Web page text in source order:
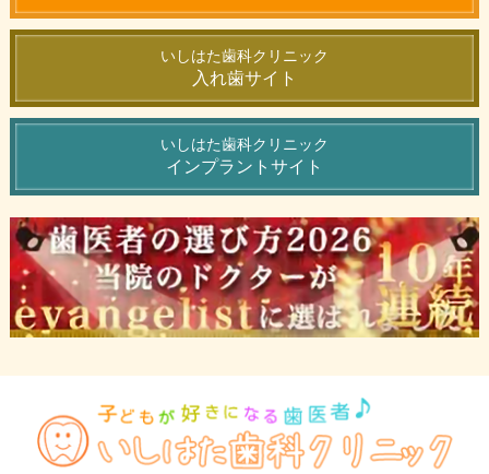
いしはた歯科クリニック
入れ歯サイト
いしはた歯科クリニック
インプラントサイト